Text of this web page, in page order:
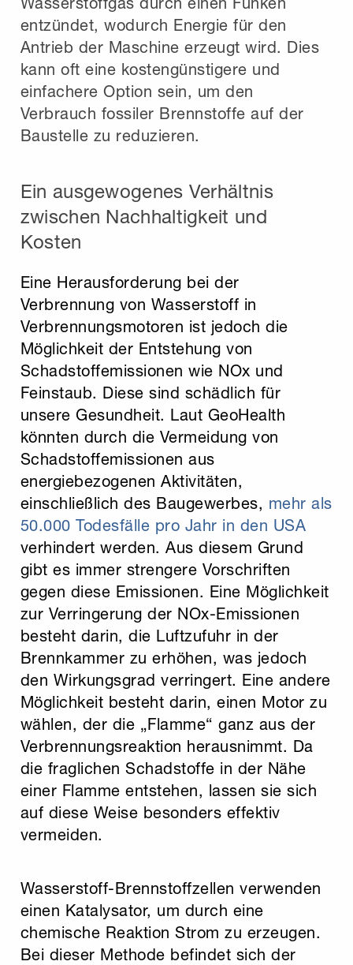
entzündet, wodurch Energie für den
Antrieb der Maschine erzeugt wird. Dies
kann oft eine kostengünstigere und
einfachere Option sein, um den
Verbrauch fossiler Brennstoffe auf der
Baustelle zu reduzieren.
Ein ausgewogenes Verhältnis
zwischen Nachhaltigkeit und
Kosten
Eine Herausforderung bei der
Verbrennung von Wasserstoff in
Verbrennungsmotoren ist jedoch die
Möglichkeit der Entstehung von
Schadstoffemissionen wie NOx und
Feinstaub. Diese sind schädlich für
unsere Gesundheit. Laut GeoHealth
könnten durch die Vermeidung von
Schadstoffemissionen aus
energiebezogenen Aktivitäten,
einschließlich des Baugewerbes, mehr als
50.000 Todesfälle pro Jahr in den USA
verhindert werden. Aus diesem Grund
gibt es immer strengere Vorschriften
gegen diese Emissionen. Eine Möglichkeit
zur Verringerung der NOx-Emissionen
besteht darin, die Luftzufuhr in der
Brennkammer zu erhöhen, was jedoch
den Wirkungsgrad verringert. Eine andere
Möglichkeit besteht darin, einen Motor zu
wählen, der die „Flamme“ ganz aus der
Verbrennungsreaktion herausnimmt. Da
die fraglichen Schadstoffe in der Nähe
einer Flamme entstehen, lassen sie sich
auf diese Weise besonders effektiv
vermeiden.
Wasserstoff-Brennstoffzellen verwenden
einen Katalysator, um durch eine
chemische Reaktion Strom zu erzeugen.
Bei dieser Methode befindet sich der